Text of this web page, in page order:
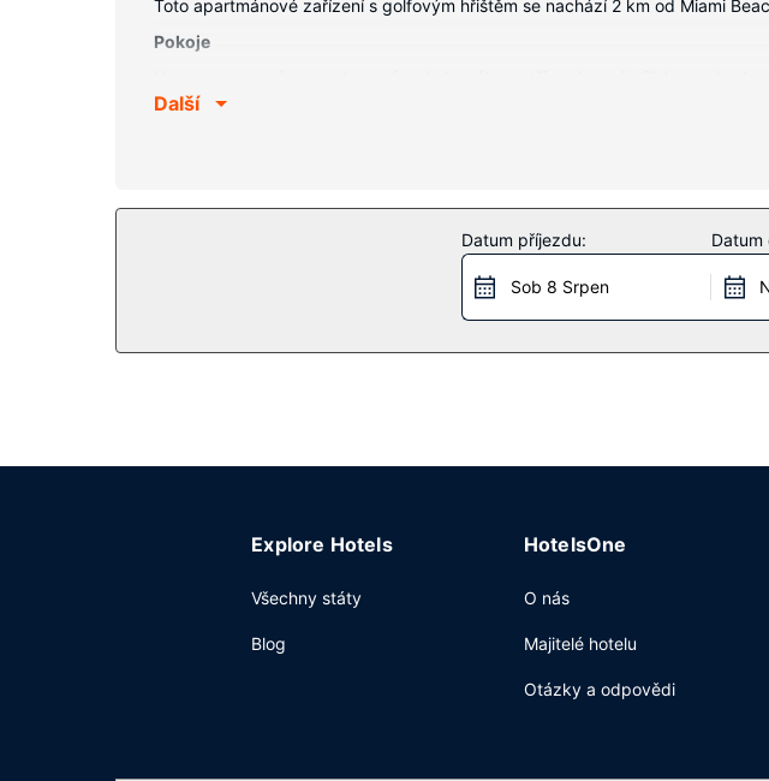
Toto apartmánové zařízení s golfovým hřištěm se nachází 2 km od Miami
Pokoje
užitečné vybavení a služby: lednička, kávovar/čajovar a na vyžádání
Další
Datum příjezdu:
Sob 8 Srpen
Datum
Explore Hotels
Všechny státy
Blog
HotelsOne
O nás
Majitelé hotelu
Otázky a odpovědi